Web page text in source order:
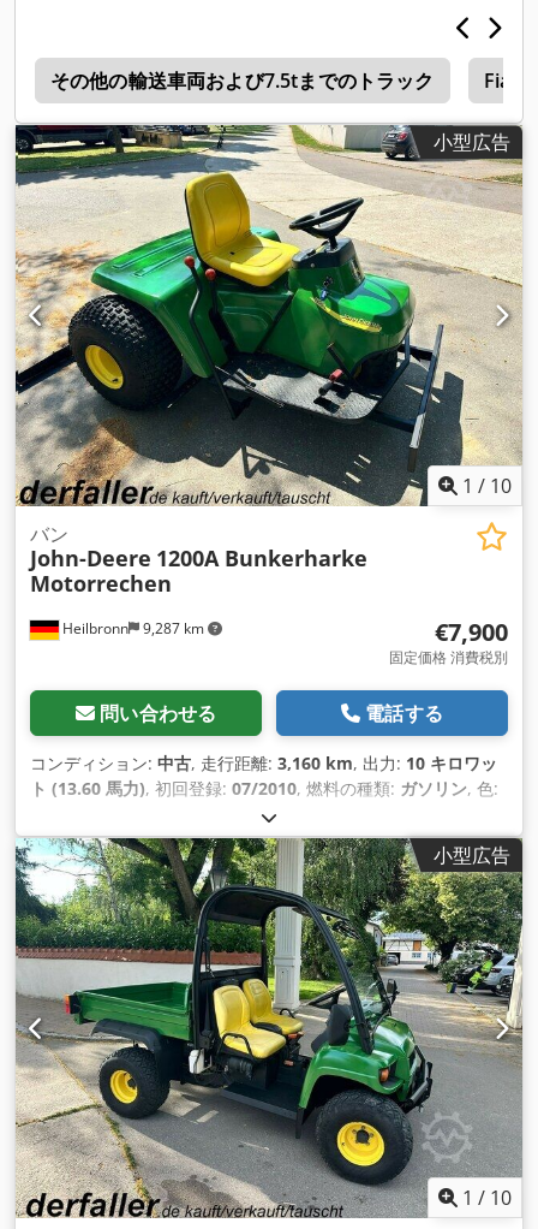
その他の輸送車両および7.5tまでのトラック Fiat
小型広告
1 / 10
Heilbronn 9,287 km
バン
John-Deere 1200A Bunkerharke
Motorrechen
€7,900
固定価格 消費税別
問い合わせる 電話する
コンディション: 中古, 走行距離: 3,160 km, 出力: 10 キロワッ
ト (13.60 馬力), 初回登録: 07/2010, 燃料の種類: ガソリン, 色:
オートマチック, サスペンション:
数:1, 稼働時間:3,160 h,
小型広告
1 / 10